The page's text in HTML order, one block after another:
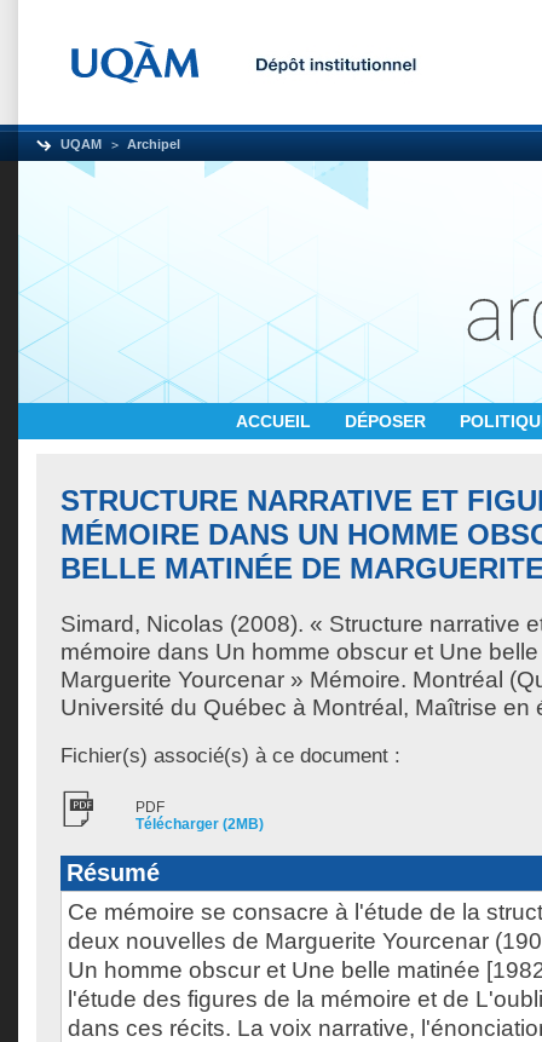
UQAM Archipel
ACCUEIL DÉPOSER
STRUCTURE NARRATIVE ET
MÉMOIRE DANS UN HOMME
BELLE MATINÉE DE
Simard, Nicolas (2008). « Structure narrative
mémoire dans Un homme obscur et Une
Marguerite Yourcenar » Mémoire. Montréal
Université du Québec à Montréal, Maîtrise en
Fichier(s) associé(s) à ce document :
PDF
Télécharger (2MB)
Résumé
Ce mémoire se consacre à l'étude de la
deux nouvelles de Marguerite Yourcenar
Un homme obscur et Une belle matinée
l'étude des figures de la mémoire et de
dans ces récits. La voix narrative,